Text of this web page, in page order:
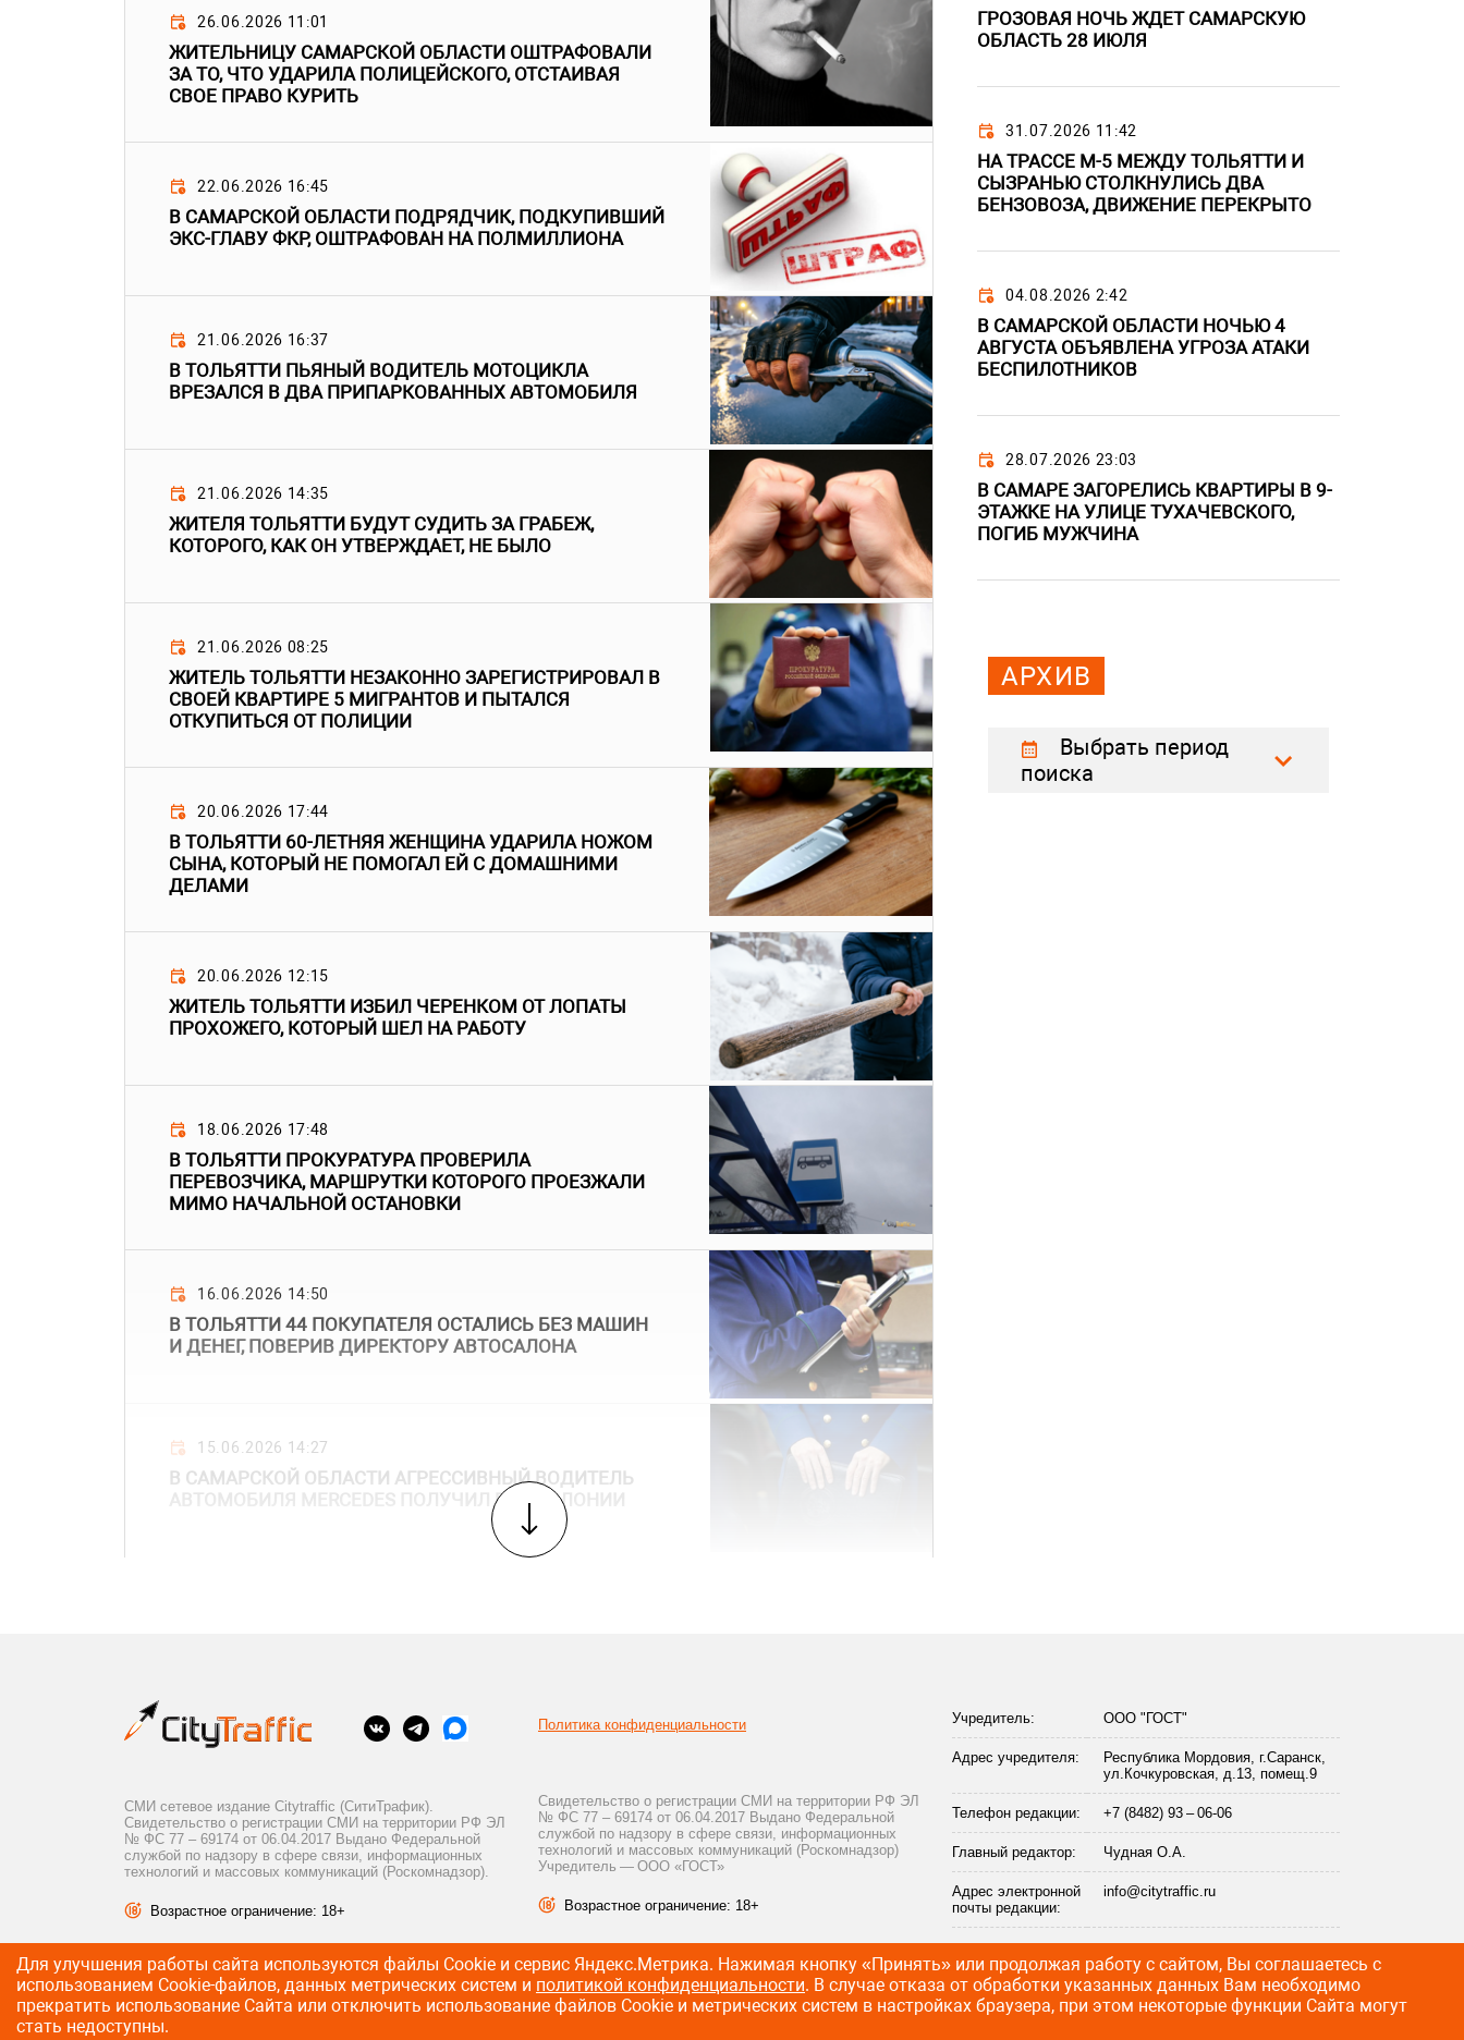
26.06.2026 11:01
ЖИТЕЛЬНИЦУ САМАРСКОЙ ОБЛАСТИ ОШТРАФОВАЛИ
ЗА ТО, ЧТО УДАРИЛА ПОЛИЦЕЙСКОГО, ОТСТАИВАЯ
СВОЕ ПРАВО КУРИТЬ
22.06.2026 16:45
В САМАРСКОЙ ОБЛАСТИ ПОДРЯДЧИК, ПОДКУПИВШИЙ
ЭКС-ГЛАВУ ФКР, ОШТРАФОВАН НА ПОЛМИЛЛИОНА
21.06.2026 16:37
В ТОЛЬЯТТИ ПЬЯНЫЙ ВОДИТЕЛЬ МОТОЦИКЛА
ВРЕЗАЛСЯ В ДВА ПРИПАРКОВАННЫХ АВТОМОБИЛЯ
21.06.2026 14:35
ЖИТЕЛЯ ТОЛЬЯТТИ БУДУТ СУДИТЬ ЗА ГРАБЕЖ,
КОТОРОГО, КАК ОН УТВЕРЖДАЕТ, НЕ БЫЛО
21.06.2026 08:25
ЖИТЕЛЬ ТОЛЬЯТТИ НЕЗАКОННО ЗАРЕГИСТРИРОВАЛ В
СВОЕЙ КВАРТИРЕ 5 МИГРАНТОВ И ПЫТАЛСЯ
ОТКУПИТЬСЯ ОТ ПОЛИЦИИ
20.06.2026 17:44
В ТОЛЬЯТТИ 60-ЛЕТНЯЯ ЖЕНЩИНА УДАРИЛА НОЖОМ
СЫНА, КОТОРЫЙ НЕ ПОМОГАЛ ЕЙ С ДОМАШНИМИ
ДЕЛАМИ
20.06.2026 12:15
ЖИТЕЛЬ ТОЛЬЯТТИ ИЗБИЛ ЧЕРЕНКОМ ОТ ЛОПАТЫ
ПРОХОЖЕГО, КОТОРЫЙ ШЕЛ НА РАБОТУ
18.06.2026 17:48
В ТОЛЬЯТТИ ПРОКУРАТУРА ПРОВЕРИЛА
ПЕРЕВОЗЧИКА, МАРШРУТКИ КОТОРОГО ПРОЕЗЖАЛИ
МИМО НАЧАЛЬНОЙ ОСТАНОВКИ
16.06.2026 14:50
В ТОЛЬЯТТИ 44 ПОКУПАТЕЛЯ ОСТАЛИСЬ БЕЗ МАШИН
И ДЕНЕГ, ПОВЕРИВ ДИРЕКТОРУ АВТОСАЛОНА
15.06.2026 14:27
В САМАРСКОЙ ОБЛАСТИ АГРЕССИВНЫЙ ВОДИТЕЛЬ
АВТОМОБИЛЯ MERCEDES ПОЛУЧИЛ ГОД КОЛОНИИ
ГРОЗОВАЯ НОЧЬ ЖДЕТ САМАРСКУЮ
ОБЛАСТЬ 28 ИЮЛЯ
31.07.2026 11:42
НА ТРАССЕ М-5 МЕЖДУ ТОЛЬЯТТИ И
СЫЗРАНЬЮ СТОЛКНУЛИСЬ ДВА
БЕНЗОВОЗА, ДВИЖЕНИЕ ПЕРЕКРЫТО
04.08.2026 2:42
В САМАРСКОЙ ОБЛАСТИ НОЧЬЮ 4
АВГУСТА ОБЪЯВЛЕНА УГРОЗА АТАКИ
БЕСПИЛОТНИКОВ
28.07.2026 23:03
В САМАРЕ ЗАГОРЕЛИСЬ КВАРТИРЫ В 9-
ЭТАЖКЕ НА УЛИЦЕ ТУХАЧЕВСКОГО,
ПОГИБ МУЖЧИНА
АРХИВ
Выбрать период
поиска
СМИ сетевое издание Citytraffic (СитиТрафик).
Свидетельство о регистрации СМИ на территории РФ ЭЛ
№ ФС 77 – 69174 от 06.04.2017 Выдано Федеральной
службой по надзору в сфере связи, информационных
технологий и массовых коммуникаций (Роскомнадзор).
Возрастное ограничение: 18+
Политика конфиденциальности
Свидетельство о регистрации СМИ на территории РФ ЭЛ
№ ФС 77 – 69174 от 06.04.2017 Выдано Федеральной
службой по надзору в сфере связи, информационных
технологий и массовых коммуникаций (Роскомнадзор)
Учредитель — ООО «ГОСТ»
Возрастное ограничение: 18+
Учредитель: ООО "ГОСТ"
Адрес учредителя:
Республика Мордовия, г.Саранск,
ул.Кочкуровская, д.13, помещ.9
Телефон редакции: +7 (8482) 93 – 06-06
Главный редактор: Чудная О.А.
Адрес электронной
почты редакции:
info@citytraffic.ru
Для улучшения работы сайта используются файлы Сookie и сервис Яндекс.Метрика. Нажимая кнопку «Принять» или продолжая работу с сайтом, Вы соглашаетесь с
использованием Cookie-файлов, данных метрических систем и политикой конфиденциальности. В случае отказа от обработки указанных данных Вам необходимо
прекратить использование Сайта или отключить использование файлов Cookie и метрических систем в настройках браузера, при этом некоторые функции Сайта могут
стать недоступны.